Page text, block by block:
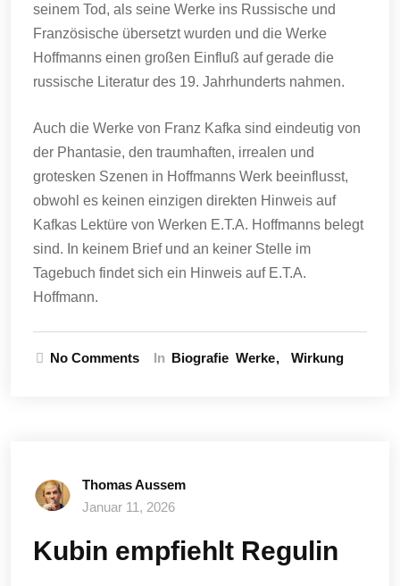
seinem Tod, als seine Werke ins Russische und
Französische übersetzt wurden und die Werke
Hoffmanns einen großen Einfluß auf gerade die
russische Literatur des 19. Jahrhunderts nahmen.
Auch die Werke von Franz Kafka sind eindeutig von
der Phantasie, den traumhaften, irrealen und
grotesken Szenen in Hoffmanns Werk beeinflusst,
obwohl es keinen einzigen direkten Hinweis auf
Kafkas Lektüre von Werken E.T.A. Hoffmanns belegt
sind. In keinem Brief und an keiner Stelle im
Tagebuch findet sich ein Hinweis auf E.T.A.
Hoffmann.
No Comments In Biografie Werke Wirkung
Thomas Aussem
Januar 11, 2026
Kubin empfiehlt Regulin